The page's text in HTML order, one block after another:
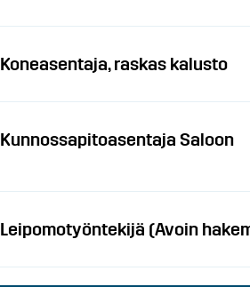
Koneasentaja, raskas kalusto
Kunnossapitoasentaja Saloon
Leipomotyöntekijä (Avoin